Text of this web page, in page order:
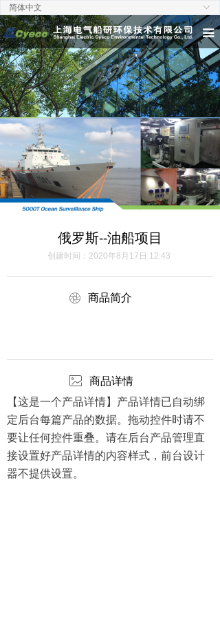
끀
首页
关于我们
新闻中心
陆用产品
船用产品
工程服务
联系我们
ꀅ
简体中文
俄罗斯--油船项目
商品简介
创建时间： 2020年8月17日 12:43
商品详情
【这是一个产品详情】产品详情已自动绑
定后台每篇产品的数据。拖动控件时请不
要让任何控件重叠。请在后台产品管理直
接设置好产品详情的内容样式，前台设计
器不提供设置。
ꁵ
ꂈ